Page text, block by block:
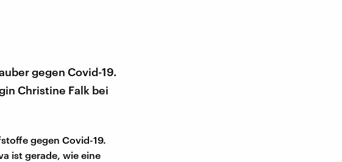
gegen Covid-19.
Christine Falk bei
gegen Covid-19.
ist gerade, wie eine